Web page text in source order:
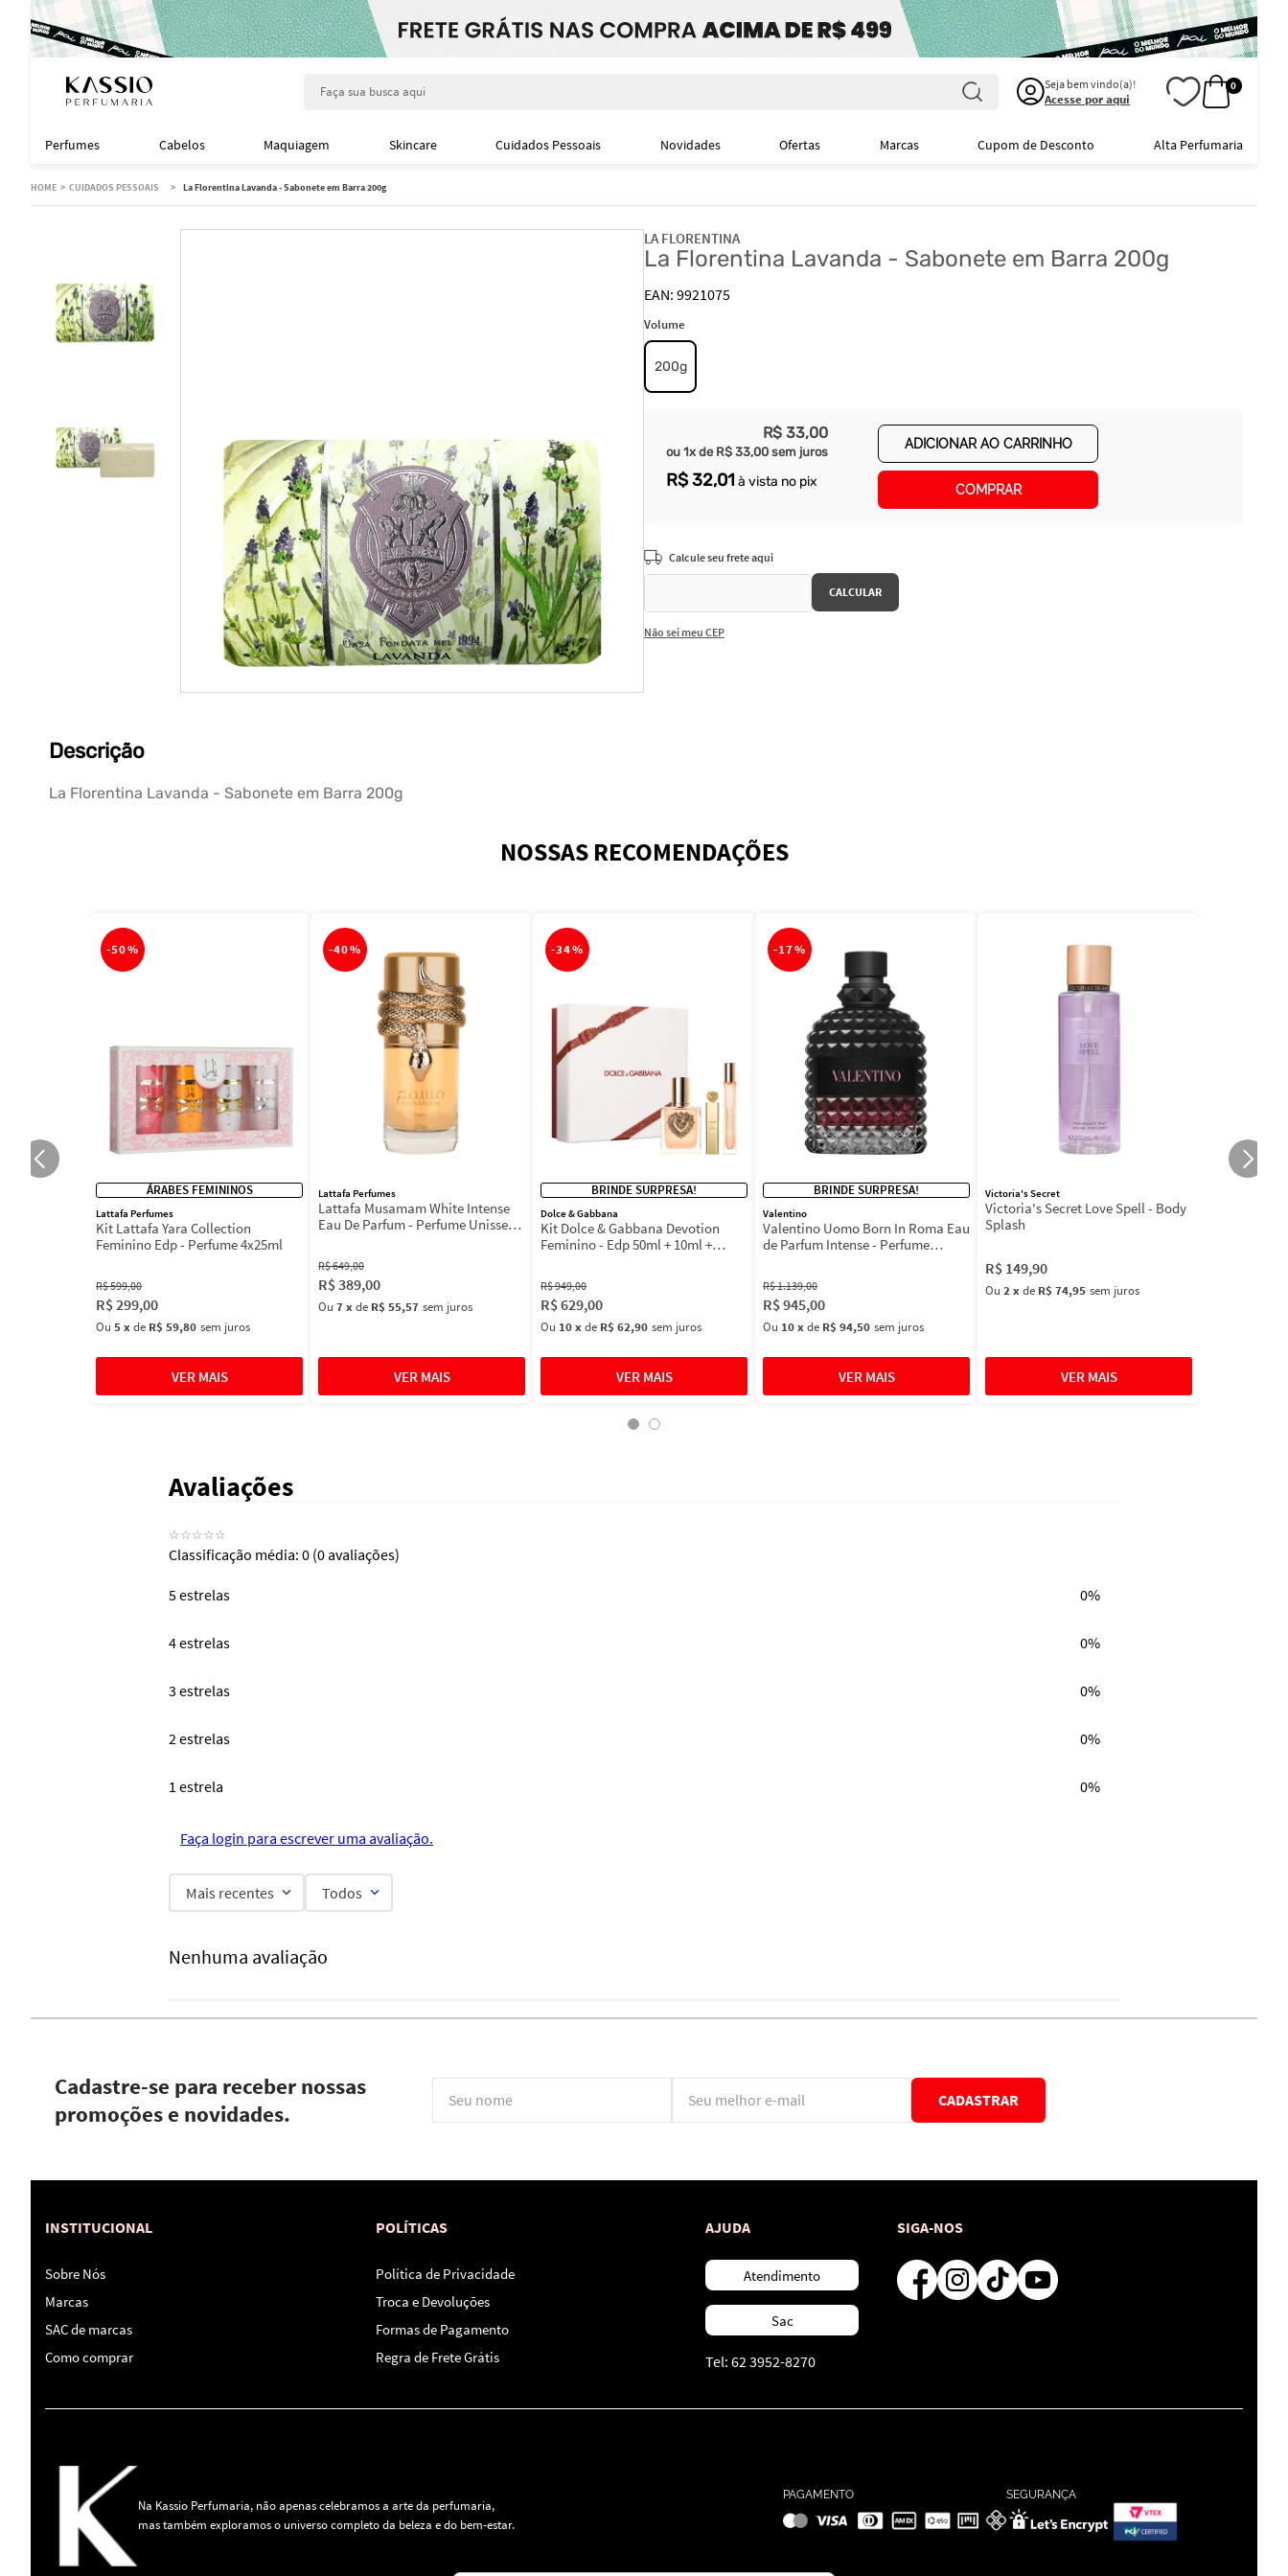
Seja bem vindo(a)!
Acesse por aqui
0
Perfumes Cabelos Maquiagem Skincare Cuidados Pessoais Novidades Ofertas Marcas Cupom de Desconto Alta Perfumaria
CUIDADOS PESSOAIS La Florentina Lavanda - Sabonete em Barra 200g
LA FLORENTINA
La Florentina Lavanda - Sabonete em Barra 200g
9921075
Volume
200g
R$ 33,00
ou 1x de R$ 33,00 sem juros
R$32,01 à vista no pix
ADICIONAR AO CARRINHO
COMPRAR
Não sei meu CEP
Descrição
La Florentina Lavanda - Sabonete em Barra 200g
NOSSAS RECOMENDAÇÕES
-50%
ÁRABES FEMININOS
Lattafa Perfumes
Kit Lattafa Yara Collection
Feminino Edp - Perfume 4x25ml
R$599,00
R$299,00
Ou 5xde R$ 59,80 sem juros
-40%
Lattafa Perfumes
Lattafa Musamam White Intense
Eau De Parfum - Perfume Unissex
R$649,00
R$389,00
Ou 7xde R$ 55,57 sem juros
-34%
BRINDE SURPRESA!
Dolce & Gabbana
Kit Dolce & Gabbana Devotion
Feminino - Edp 50ml + 10ml +
R$949,00
R$629,00
Ou 10xde R$ 62,90 sem juros
-17%
BRINDE SURPRESA!
Valentino
Valentino Uomo Born In Roma Eau
de Parfum Intense - Perfume
R$1.139,00
R$945,00
Ou 10xde R$ 94,50 sem juros
Victoria's Secret
Victoria's Secret Love Spell - Body
Splash
R$ 149,90
Ou 2xde R$ 74,95 sem juros
Avaliações
☆☆☆☆☆
Classificação média: 0 (0 avaliações)
5 estrelas 0%
4 estrelas 0%
3 estrelas 0%
2 estrelas 0%
1 estrela 0%
Faça login para escrever uma avaliação.
Mais recentes Todos
Nenhuma avaliação
Cadastre-se para receber nossas
promoções e novidades.
CADASTRAR
INSTITUCIONAL
Sobre Nós
Marcas
SAC de marcas
Como comprar
POLÍTICAS
Política de Privacidade
Troca e Devoluções
Formas de Pagamento
Regra de Frete Grátis
AJUDA
Atendimento
Sac
Tel: 62 3952-8270
SIGA-NOS
Na Kassio Perfumaria, não apenas celebramos a arte da perfumaria,
mas também exploramos o universo completo da beleza e do bem-estar.
PAGAMENTO SEGURANÇA